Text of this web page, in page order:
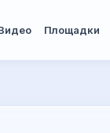
Площадки